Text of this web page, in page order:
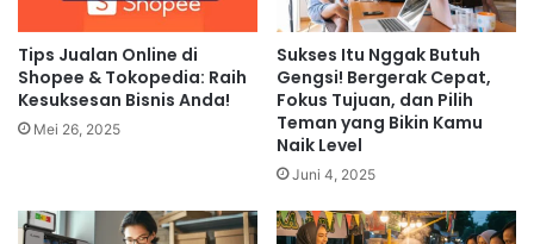
Peluang Besar Franchise Minuman
2026: Strategi Bisnis untuk
Mencapai Keuntungan Maksimal
Strategi Franchise Minuman 2026:
Konsep Bisnis yang Lebih Efisien
Tips Jualan Online di
Shopee & Tokopedia: Raih
Kesuksesan Bisnis Anda!
Mei 26, 2025
Sukses Itu Nggak Butuh
Gengsi! Bergerak Cepat,
Fokus Tujuan, dan Pilih
Teman yang Bikin Kamu
Naik Level
Juni 4, 2025